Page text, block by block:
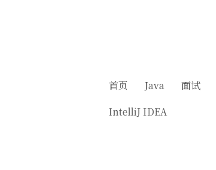
首页 Java 面试
IntelliJ IDEA